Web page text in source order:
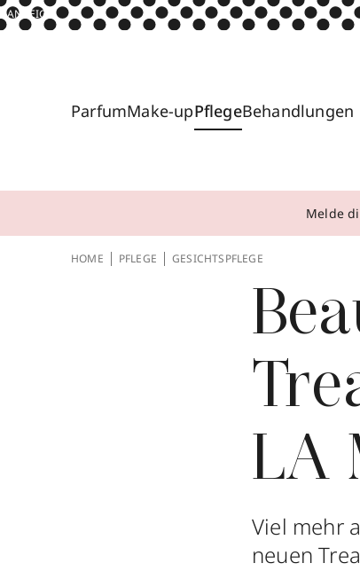
ANZEIGE
ParfumMake-upPflegeBehandlungen
Melde
HOME PFLEGE GESICHTSPFLEGE
LA
Viel mehr
neuen